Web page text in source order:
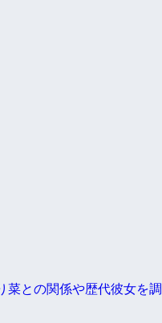
菜との関係や歴代彼女を調